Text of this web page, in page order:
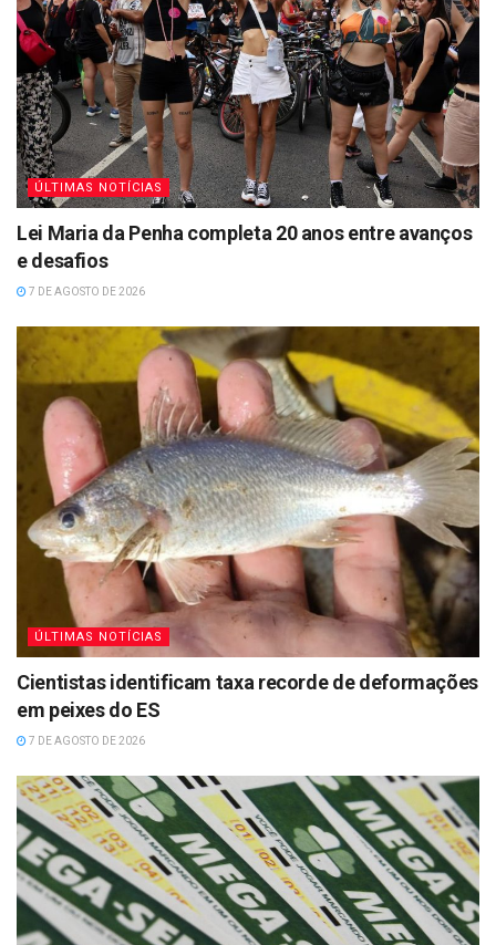
ÚLTIMAS NOTÍCIAS
Lei Maria da Penha completa 20 anos entre avanços
e desafios
7 DE AGOSTO DE 2026
ÚLTIMAS NOTÍCIAS
Cientistas identificam taxa recorde de deformações
em peixes do ES
7 DE AGOSTO DE 2026